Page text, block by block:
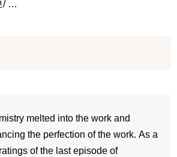
/ …
melted into the work and
the perfection of the work. As a
of the last episode of